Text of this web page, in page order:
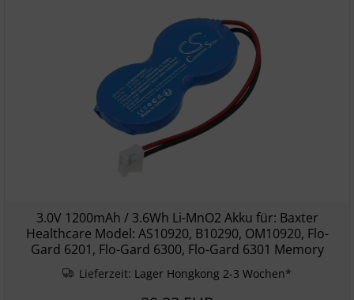
3.0V 1200mAh / 3.6Wh Li-MnO2 Akku für: Baxter
Healthcare Model: AS10920, B10290, OM10920, Flo-
Gard 6201, Flo-Gard 6300, Flo-Gard 6301 Memory
Lieferzeit: Lager Hongkong 2-3 Wochen*